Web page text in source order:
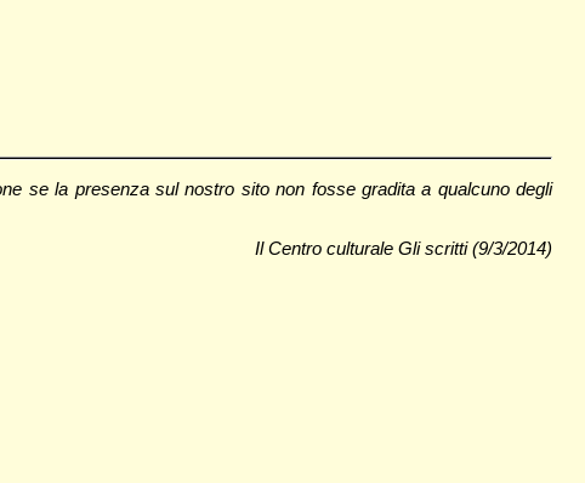
se la presenza sul nostro sito non fosse gradita a qualcuno degli
Il Centro culturale Gli scritti (9/3/2014)